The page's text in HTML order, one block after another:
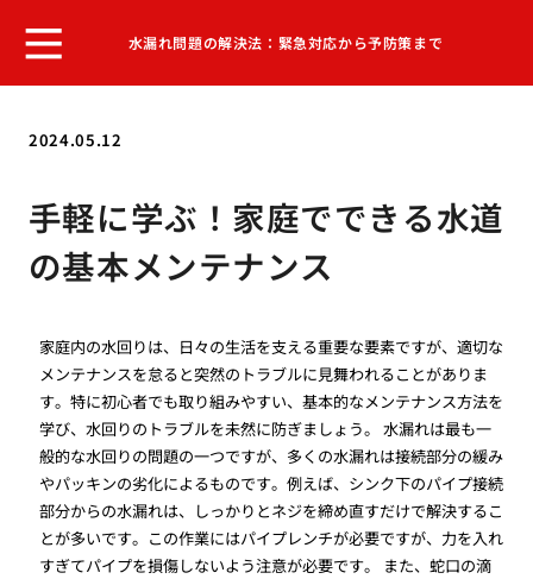
水漏れ問題の解決法：緊急対応から予防策まで
2024.05.12
手軽に学ぶ！家庭でできる水道
の基本メンテナンス
家庭内の水回りは、日々の生活を支える重要な要素ですが、適切な
メンテナンスを怠ると突然のトラブルに見舞われることがありま
す。特に初心者でも取り組みやすい、基本的なメンテナンス方法を
学び、水回りのトラブルを未然に防ぎましょう。 水漏れは最も一
般的な水回りの問題の一つですが、多くの水漏れは接続部分の緩み
やパッキンの劣化によるものです。例えば、シンク下のパイプ接続
部分からの水漏れは、しっかりとネジを締め直すだけで解決するこ
とが多いです。この作業にはパイプレンチが必要ですが、力を入れ
すぎてパイプを損傷しないよう注意が必要です。 また、蛇口の滴